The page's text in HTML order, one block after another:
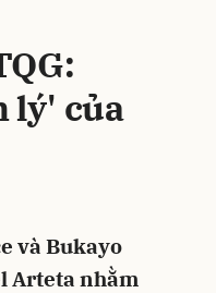
lý' của
và Bukayo
Arteta nhằm